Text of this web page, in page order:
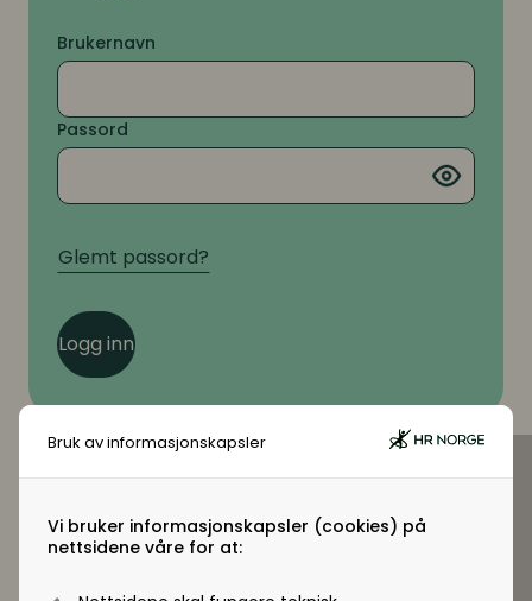
Bruk av informasjonskapsler
Vi bruker informasjonskapsler (cookies) på
nettsidene våre for at:
Brukernavn
Passord
Glemt passord?
Logg inn
Virksomhetsmedlem?